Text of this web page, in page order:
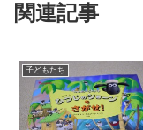
関連記事
子どもたち